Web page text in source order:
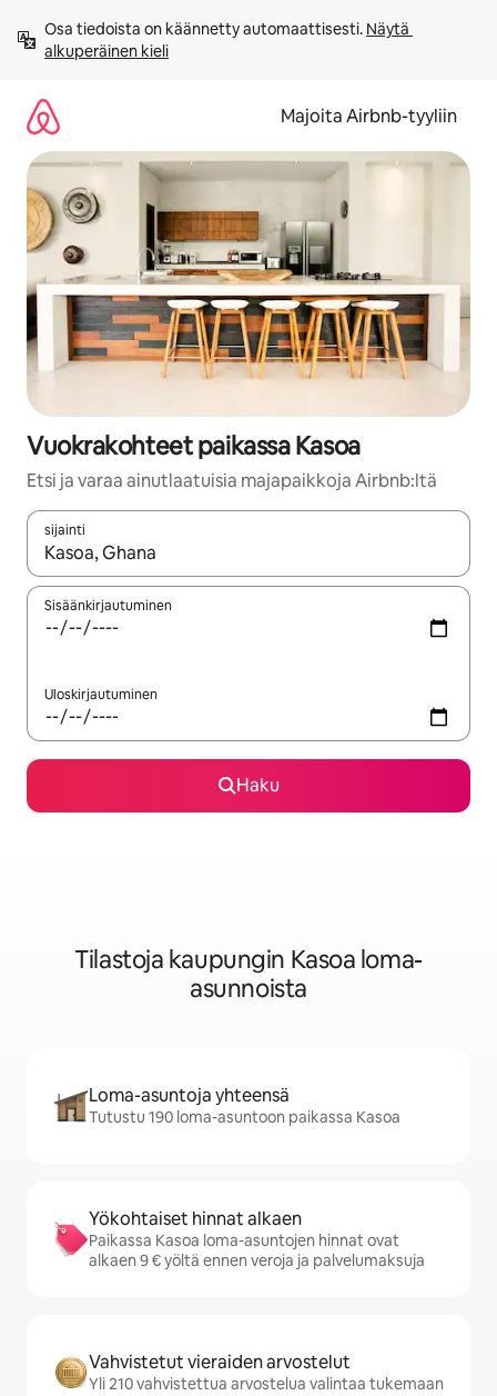
sisältö
väliin
Osa tiedoista on käännetty automaattisesti. Näytä
alkuperäinen kieli
Majoita Airbnb-tyyliin
Vuokrakohteet paikassa Kasoa
Etsi ja varaa ainutlaatuisia majapaikkoja Airbnb:ltä
sijainti
Kun tulokset ovat saatavilla, navigoi ylös- ja alas-
Sisäänkirjautuminen
Uloskirjautuminen
Haku
Tilastoja kaupungin Kasoa loma-
asunnoista
Loma-asuntoja yhteensä
Tutustu 190 loma-asuntoon paikassa Kasoa
Yökohtaiset hinnat alkaen
Paikassa Kasoa loma-asuntojen hinnat ovat
alkaen 9 € yöltä ennen veroja ja palvelumaksuja
Vahvistetut vieraiden arvostelut
Yli 210 vahvistettua arvostelua valintaa tukemaan